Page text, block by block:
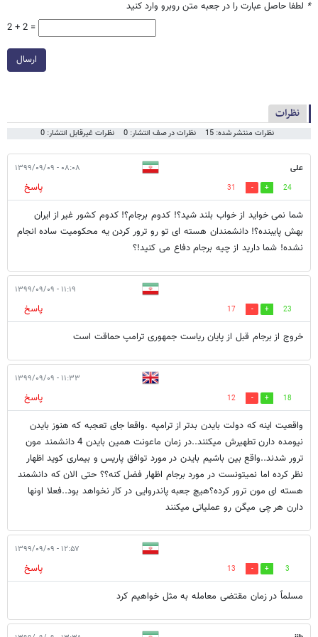
* لطفا حاصل عبارت را در جعبه متن روبرو وارد کنید
2 + 2 =
ارسال
نظرات
نظرات منتشر شده: 15 نظرات در صف انتشار: 0 نظرات غیرقابل انتشار: 0
علی ۰۸:۰۸ - ۱۳۹۹/۰۹/۰۹
24
31
پاسخ
شما نمی خواید از خواب بلند شید؟! کدوم برجام؟! کدوم کشور غیر از ایران
بهش پایبنده؟! دانشمندان هسته ای تو رو ترور کردن یه محکومیت ساده انجام
نشده! شما دارید از چیه برجام دفاع می کنید!؟
۱۱:۱۹ - ۱۳۹۹/۰۹/۰۹
23
17
پاسخ
خروج از برجام قبل از پایان ریاست جمهوری ترامپ حماقت است
۱۱:۳۳ - ۱۳۹۹/۰۹/۰۹
18
12
پاسخ
واقعیت اینه که دولت بایدن بدتر از ترامپه .واقعا جای تعجبه که هنوز بایدن
نیومده دارن تطهیرش میکنند..در زمان ماعونت همین بایدن 4 دانشمند مون
ترور شدند..واقع بین باشیم بایدن در مورد توافق پاریس و بیماری کوید اظهار
نظر کرده اما نمیتونست در مورد برجام اظهار فضل کنه؟؟ حتی الان که دانشمند
هسته ای مون ترور کرده؟هیچ جعبه پاندروایی در کار نخواهد بود..فعلا اونها
دارن هر چی میگن رو عملیاتی میکنند
۱۲:۵۷ - ۱۳۹۹/۰۹/۰۹
3
13
پاسخ
مسلماً در زمان مقتضی معامله به مثل خواهیم کرد